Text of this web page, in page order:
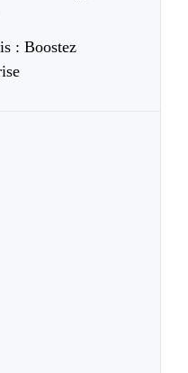
: Boostez